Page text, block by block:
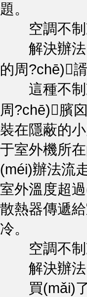
題。
空調不制
解決辦法:
的周?chē)
這種不制
周?chē)臏囟
裝在隱蔽的
于室外機所在
(méi)辦法流
室外溫度超
散熱器傳遞給
冷。
空調不制
解決辦法:
買(mǎi)了空